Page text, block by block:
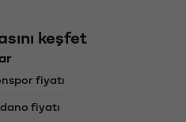
keşfet
fiyatı
fiyatı